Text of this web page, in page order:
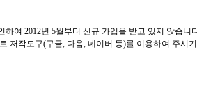
여 2012년 5월부터 신규 가입을 받고 있지 않습니
저작도구(구글, 다음, 네이버 등)를 이용하여 주시